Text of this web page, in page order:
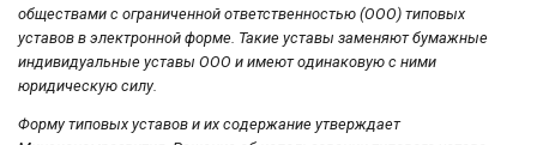
обществами с ограниченной ответственностью (ООО) типовых
уставов в электронной форме. Такие уставы заменяют бумажные
индивидуальные уставы ООО и имеют одинаковую с ними
юридическую силу.
Форму типовых уставов и их содержание утверждает